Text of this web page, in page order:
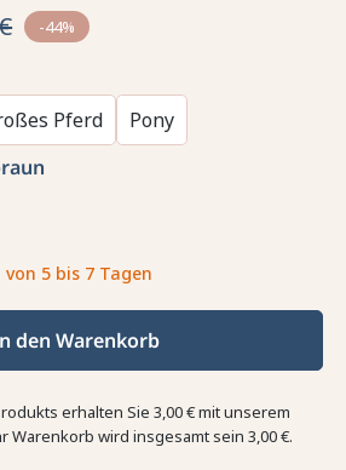
-44%
Pferd
Pony
5 bis 7 Tagen
den Warenkorb
erhalten Sie 3,00 €mit unserem
Warenkorb wird insgesamt sein 3,00 €.